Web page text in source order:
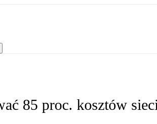
85 proc. kosztów